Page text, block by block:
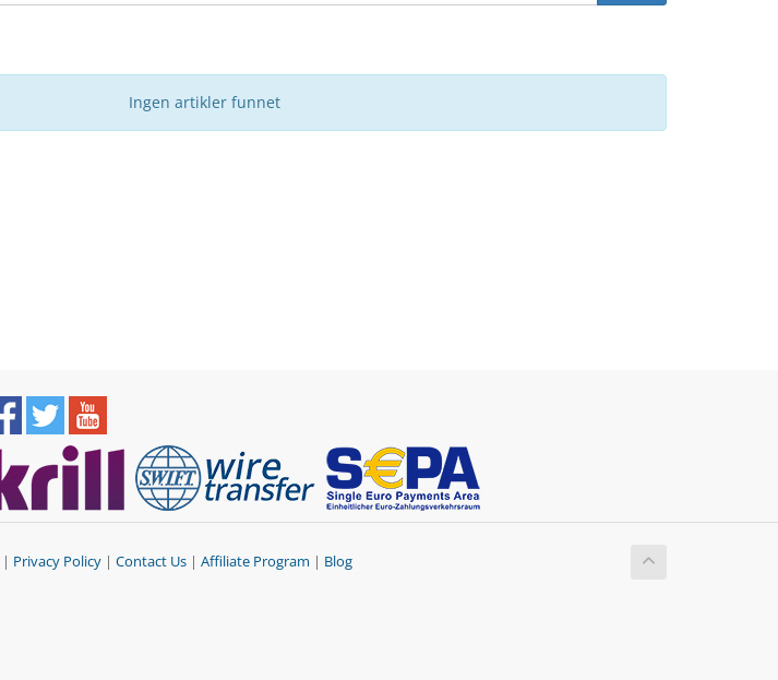
Ingen artikler funnet
| Privacy Policy | Contact Us | Affiliate Program | Blog